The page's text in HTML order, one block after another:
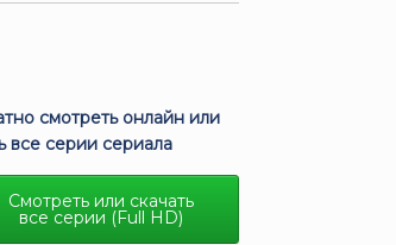
смотреть онлайн или
все серии сериала
Смотреть или скачать
все серии (Full HD)